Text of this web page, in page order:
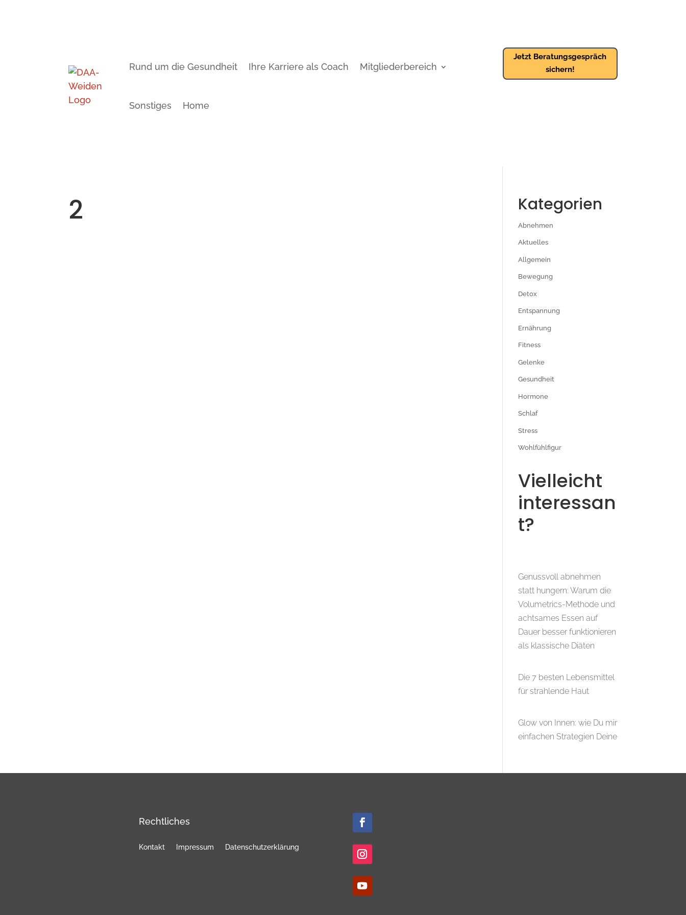
Rund um die Gesundheit Ihre Karriere als Coach Mitgliederbereich
Sonstiges Home
Jetzt Beratungsgespräch
sichern!
2 Kategorien
Abnehmen
Aktuelles
Allgemein
Bewegung
Detox
Entspannung
Ernährung
Fitness
Gelenke
Gesundheit
Hormone
Schlaf
Stress
Wohlfühlfigur
Vielleicht
interessan
t?
Genussvoll abnehmen
statt hungern: Warum die
Volumetrics-Methode und
achtsames Essen auf
Dauer besser funktionieren
als klassische Diäten
Die 7 besten Lebensmittel
für strahlende Haut
Glow von Innen: wie Du mir
einfachen Strategien Deine
Rechtliches
Kontakt Impressum Datenschutzerklärung